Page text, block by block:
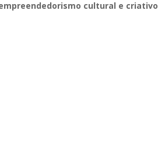
cultural e criativo